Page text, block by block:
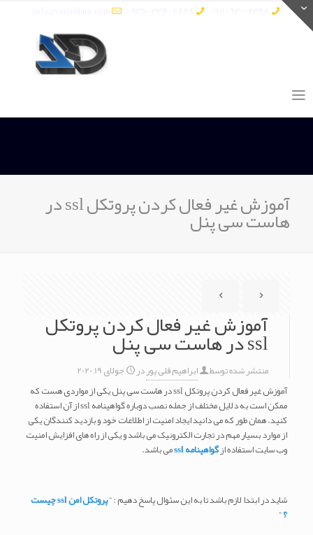
آموزش غیر فعال کردن پروتکل ssl در هاست سی پنل
آموزش غیر فعال کردن پروتکل
ssl در هاست سی پنل
منتشر شده توسط ابراهیم قلی پوردر
جولای 19, 2020
آموزش غیر فعال کردن پروتکل ssl در هاست سی پنل یکی از مواردی هست که
ممکن است به دلایل مختلف از جمله نصب دوباره گواهینامه ssl از آن استفاده
کنید. همان طور که می دانید ایجاد امنیت از اطلاعات خود و بازدید کنندگان یکی
از موارد بسیار مهم در تجارت الکترونیک می باشد و یکی از راه های افزایش امنیت
وب سایت استفاده ازگواهینامه ssl می باشد.
شاید در ابتدا لازم باشد تا به این سئوال پاسخ دهیم : ”
پروتکل امن ssl چیست
؟”